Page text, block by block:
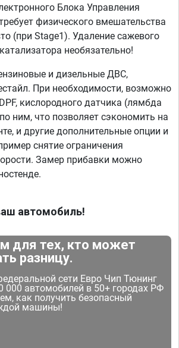
Блока Управления
физического вмешательства
(при Stage1). Удаление сажевого
необязательно!
и дизельные ДВС,
При необходимости, возможно
кислородного датчика (лямбда
ним, что позволяет сэкономить на
и другие дополнительные опции и
снятие ограничения
Замер прибавки можно
автомобиль!
для тех, кто может
разницу.
сети Евро Чип Тюнинг
000 автомобилей в 50+ городах РФ
как получить безопасный
машины!